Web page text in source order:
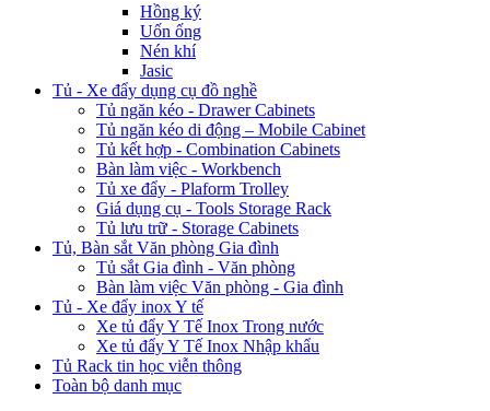
Hồng ký
Uốn ống
Nén khí
Jasic
Tủ - Xe đẩy dụng cụ đồ nghề
Tủ ngăn kéo - Drawer Cabinets
Tủ ngăn kéo di động – Mobile Cabinet
Tủ kết hợp - Combination Cabinets
Bàn làm việc - Workbench
Tủ xe đẩy - Plaform Trolley
Giá dụng cụ - Tools Storage Rack
Tủ lưu trữ - Storage Cabinets
Tủ, Bàn sắt Văn phòng Gia đình
Tủ sắt Gia đình - Văn phòng
Bàn làm việc Văn phòng - Gia đình
Tủ - Xe đẩy inox Y tế
Xe tủ đẩy Y Tế Inox Trong nước
Xe tủ đẩy Y Tế Inox Nhập khẩu
Tủ Rack tin học viễn thông
Toàn bộ danh mục